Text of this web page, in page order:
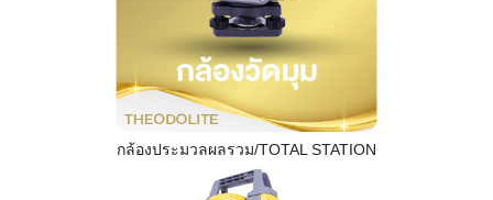
กล้องประมวลผลรวม/TOTAL STATION